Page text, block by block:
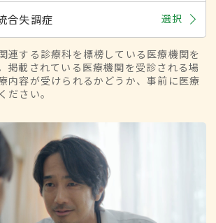
合失調症 選択
連する診療科を標榜している医療機関を
掲載されている医療機関を受診される場
内容が受けられるかどうか、事前に医療
ださい。